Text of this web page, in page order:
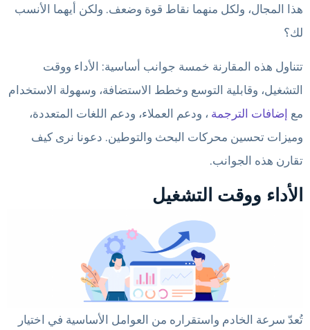
هذا المجال، ولكل منهما نقاط قوة وضعف. ولكن أيهما الأنسب
لك؟
تتناول هذه المقارنة خمسة جوانب أساسية: الأداء ووقت
التشغيل، وقابلية التوسع وخطط الاستضافة، وسهولة الاستخدام
مع إضافات الترجمة ، ودعم العملاء، ودعم اللغات المتعددة،
وميزات تحسين محركات البحث والتوطين. دعونا نرى كيف
تقارن هذه الجوانب.
الأداء ووقت التشغيل
تُعدّ سرعة الخادم واستقراره من العوامل الأساسية في اختيار